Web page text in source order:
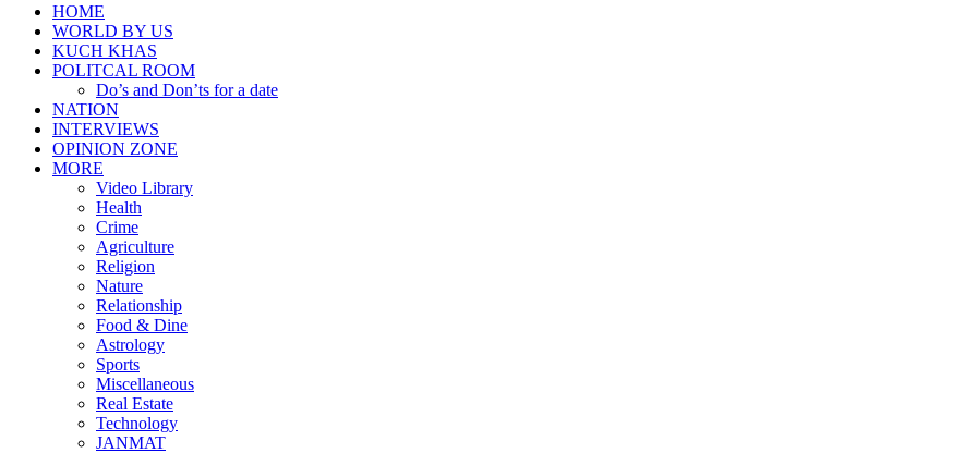
HOME
WORLD BY US
KUCH KHAS
POLITCAL ROOM
Do’s and Don’ts for a date
NATION
INTERVIEWS
OPINION ZONE
MORE
Video Library
Health
Crime
Agriculture
Religion
Nature
Relationship
Food & Dine
Astrology
Sports
Miscellaneous
Real Estate
Technology
JANMAT